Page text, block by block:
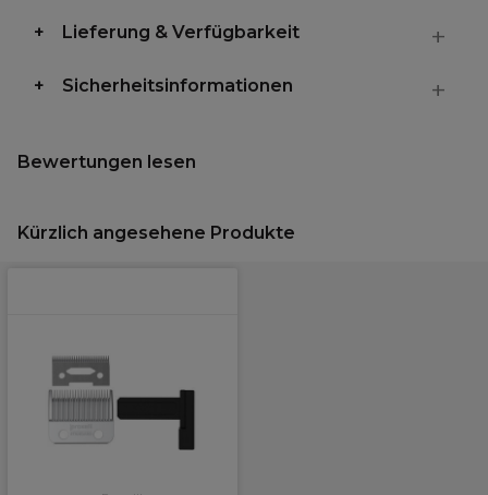
Lieferung & Verfügbarkeit
Sicherheitsinformationen
Bewertungen lesen
Kürzlich angesehene Produkte